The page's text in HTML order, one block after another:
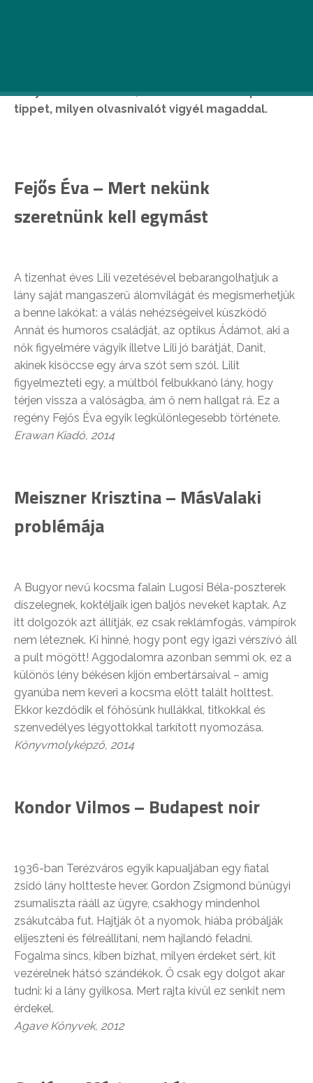
könyvvel a kezedben, most ahhoz adunk pár
tippet, milyen olvasnivalót vigyél magaddal.
Fejős Éva – Mert nekünk
szeretnünk kell egymást
A tizenhat éves Lili vezetésével bebarangolhatjuk a
lány saját mangaszerű álomvilágát és megismerhetjük
a benne lakókat: a válás nehézségeivel küszködő
Annát és humoros családját, az optikus Ádámot, aki a
nők figyelmére vágyik illetve Lili jó barátját, Danit,
akinek kisöccse egy árva szót sem szól. Lilit
figyelmezteti egy, a múltból felbukkanó lány, hogy
térjen vissza a valóságba, ám ő nem hallgat rá. Ez a
regény Fejős Éva egyik legkülönlegesebb története.
Erawan Kiadó, 2014
Meiszner Krisztina – MásValaki
problémája
A Bugyor nevű kocsma falain Lugosi Béla-poszterek
díszelegnek, koktéljaik igen baljós neveket kaptak. Az
itt dolgozók azt állítják, ez csak reklámfogás, vámpírok
nem léteznek. Ki hinné, hogy pont egy igazi vérszívó áll
a pult mögött! Aggodalomra azonban semmi ok, ez a
különös lény békésen kijön embertársaival – amíg
gyanúba nem keveri a kocsma előtt talált holttest.
Ekkor kezdődik el főhősünk hullákkal, titkokkal és
szenvedélyes légyottokkal tarkított nyomozása.
Könyvmolyképző, 2014
Kondor Vilmos – Budapest noir
1936-ban Terézváros egyik kapualjában egy fiatal
zsidó lány holtteste hever. Gordon Zsigmond bűnügyi
zsurnaliszta rááll az ügyre, csakhogy mindenhol
zsákutcába fut. Hajtják őt a nyomok, hiába próbálják
elijeszteni és félreállítani, nem hajlandó feladni.
Fogalma sincs, kiben bízhat, milyen érdeket sért, kit
vezérelnek hátsó szándékok. Ő csak egy dolgot akar
tudni: ki a lány gyilkosa. Mert rajta kívül ez senkit nem
érdekel.
Agave Könyvek, 2012